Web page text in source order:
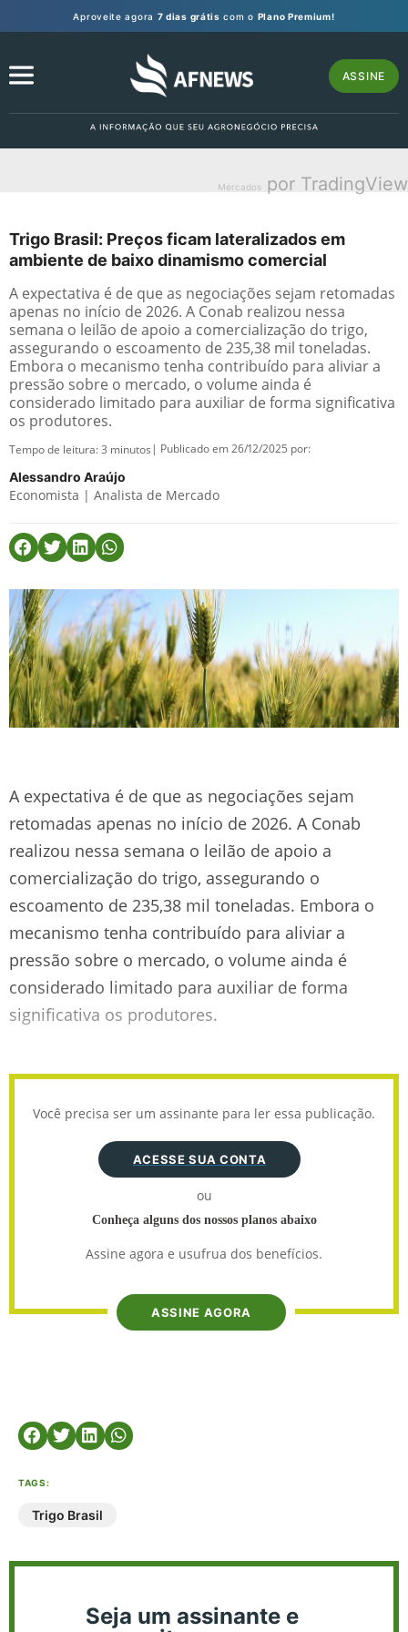
Aproveite agora 7 dias grátis com o Plano Premium!
ASSINE
Mercados por TradingView
Trigo Brasil: Preços ficam lateralizados em
ambiente de baixo dinamismo comercial
A expectativa é de que as negociações sejam retomadas
apenas no início de 2026. A Conab realizou nessa
semana o leilão de apoio a comercialização do trigo,
assegurando o escoamento de 235,38 mil toneladas.
Embora o mecanismo tenha contribuído para aliviar a
pressão sobre o mercado, o volume ainda é
considerado limitado para auxiliar de forma significativa
os produtores.
Tempo de leitura:3 minutos | Publicado em 26/12/2025 por:
Alessandro Araújo
Economista | Analista de Mercado
A expectativa é de que as negociações sejam
retomadas apenas no início de 2026. A Conab
realizou nessa semana o leilão de apoio a
comercialização do trigo, assegurando o
escoamento de 235,38 mil toneladas. Embora o
mecanismo tenha contribuído para aliviar a
pressão sobre o mercado, o volume ainda é
considerado limitado para auxiliar de forma
significativa os produtores.
Você precisa ser um assinante para ler essa publicação.
ACESSE SUA CONTA
ou
Conheça alguns dos nossos planos abaixo
Assine agora e usufrua dos benefícios.
ASSINE AGORA
TAGS:
Trigo Brasil
Seja um assinante e